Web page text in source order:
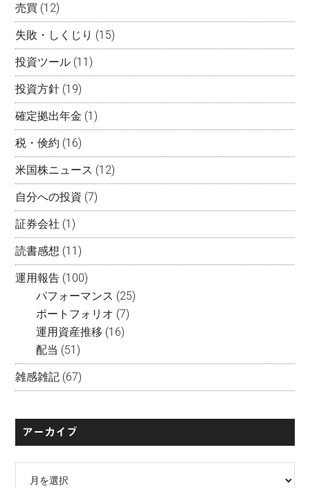
売買 (12)
失敗・しくじり (15)
投資ツール (11)
投資方針 (19)
確定拠出年金 (1)
税・倹約 (16)
米国株ニュース (12)
自分への投資 (7)
証券会社 (1)
読書感想 (11)
運用報告 (100)
パフォーマンス (25)
ポートフォリオ (7)
運用資産推移 (16)
配当 (51)
雑感雑記 (67)
アーカイブ